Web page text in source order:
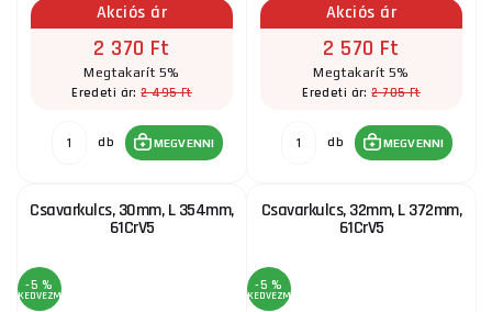
Akciós ár
2 370 Ft
Megtakarít 5%
Eredeti ár:2 495 Ft
db MEGVENNI
Akciós ár
2 570 Ft
Megtakarít 5%
Eredeti ár:2 705 Ft
db MEGVENNI
Csavarkulcs, 30mm, L 354mm,
61CrV5
-5 %
KEDVEZMÉNY
Csavarkulcs, 32mm, L 372mm,
61CrV5
-5 %
KEDVEZMÉNY